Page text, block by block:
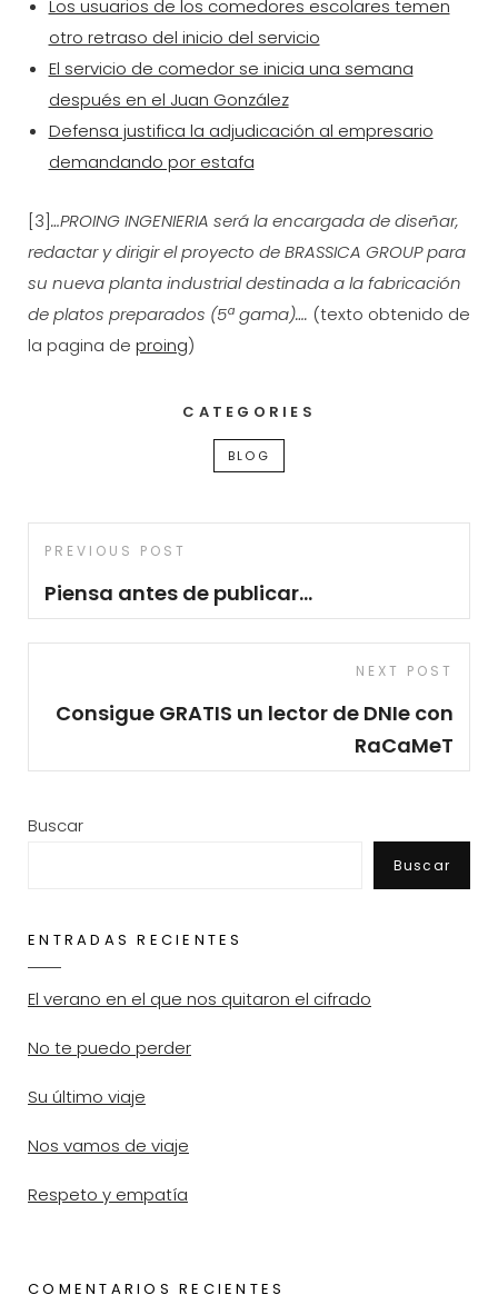
Los usuarios de los comedores escolares temen
otro retraso del inicio del servicio
El servicio de comedor se inicia una semana
después en el Juan González
Defensa justifica la adjudicación al empresario
demandando por estafa
[3]…PROING INGENIERIA será la encargada de diseñar,
redactar y dirigir el proyecto de BRASSICA GROUP para
su nueva planta industrial destinada a la fabricación
de platos preparados (5ª gama)…. (texto obtenido de
la pagina de proing)
CATEGORIES
BLOG
Navegación
de
entradas
Previous
Post
PREVIOUS POST
Piensa antes de publicar…
Post
NEXT POST
Consigue GRATIS un lector de DNIe con
RaCaMeT
Buscar
Buscar
ENTRADAS RECIENTES
El verano en el que nos quitaron el cifrado
No te puedo perder
Su último viaje
Nos vamos de viaje
Respeto y empatía
COMENTARIOS RECIENTES